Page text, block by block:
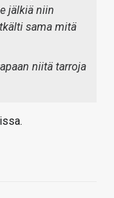
jälkiä niin
sama mitä
niitä tarroja